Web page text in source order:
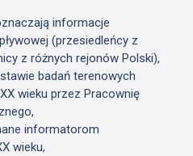
informacje
(przesiedleńcy z
z różnych rejonów Polski),
badań terenowych
wieku przez Pracownię
informatorom
wieku,